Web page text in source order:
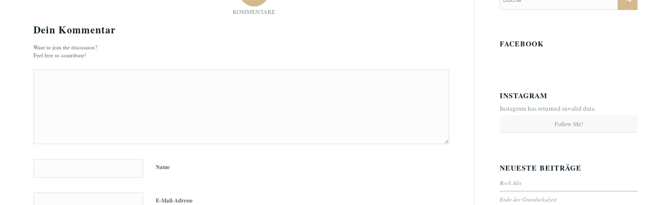
KOMMENTARE
Dein Kommentar
Want to join the discussion?
Feel free to contribute!
Name
E-Mail-Adresse
FACEBOOK
INSTAGRAM
Instagram has returned invalid data.
Follow Me!
NEUESTE BEITRÄGE
Rock Alix
Ende der Grundschulzeit